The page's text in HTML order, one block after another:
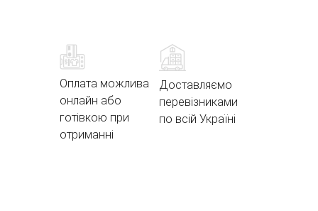
Оплата можлива
онлайн або
готівкою при
отриманні
Доставляємо
перевізниками
по всій Україні